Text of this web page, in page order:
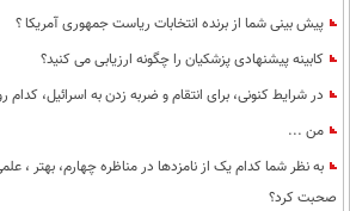
پیش بینی شما از برنده انتخابات ریاست جمهوری آمریکا ؟
کابینه پیشنهادی پزشکیان را چگونه ارزیابی می کنید؟
در شرایط کنونی، برای انتقام و ضربه زدن به اسرائیل،
من ...
به نظر شما کدام یک از نامزدها در مناظره چهارم، بهتر ،
صحبت کرد؟